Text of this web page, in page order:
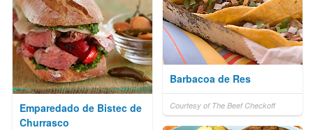
Barbacoa de Res
Courtesy of The Beef Checkoff
Emparedado de Bistec de
Churrasco